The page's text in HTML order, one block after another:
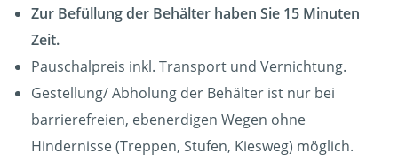
Zur Befüllung der Behälter haben Sie 15 Minuten
Zeit.
Pauschalpreis inkl. Transport und Vernichtung.
Gestellung/ Abholung der Behälter ist nur bei
barrierefreien, ebenerdigen Wegen ohne
Hindernisse (Treppen, Stufen, Kiesweg) möglich.